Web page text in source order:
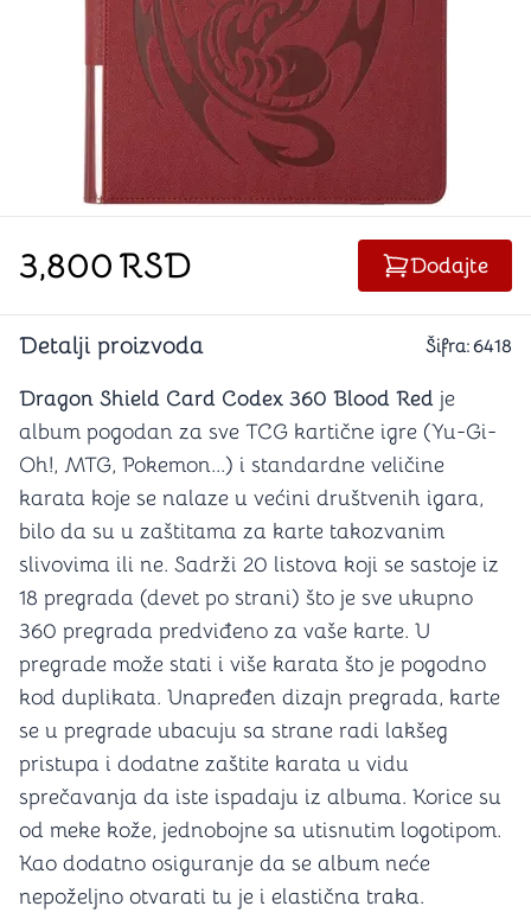
3,800RSD Dodajte
Detalji proizvoda Šifra:6418
Dragon Shield Card Codex 360 Blood Red je
album pogodan za sve TCG kartične igre (Yu-Gi-
Oh!, MTG, Pokemon...) i standardne veličine
karata koje se nalaze u većini društvenih igara,
bilo da su u zaštitama za karte takozvanim
slivovima ili ne. Sadrži 20 listova koji se sastoje iz
18 pregrada (devet po strani) što je sve ukupno
360 pregrada predviđeno za vaše karte. U
pregrade može stati i više karata što je pogodno
kod duplikata. Unapređen dizajn pregrada, karte
se u pregrade ubacuju sa strane radi lakšeg
pristupa i dodatne zaštite karata u vidu
sprečavanja da iste ispadaju iz albuma. Korice su
od meke kože, jednobojne sa utisnutim logotipom.
Kao dodatno osiguranje da se album neće
nepoželjno otvarati tu je i elastična traka.